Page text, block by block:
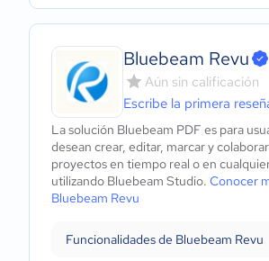
Bluebeam Revu
Aún sin calificación
Escribe la primera
La solución Bluebeam PDF es para
desean crear, editar, marcar y
proyectos en tiempo real o en
utilizando Bluebeam Studio. Conocer
Bluebeam Revu
Funcionalidades de Bluebeam Revu